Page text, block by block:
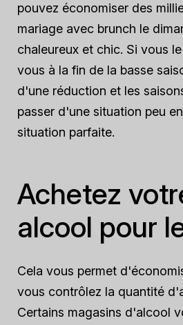
pouvez économiser des
mariage avec brunch le
chaleureux et chic. Si vous
vous à la fin de la basse
d'une réduction et les
passer d'une situation peu
situation parfaite.
Achetez
alcool pour
Cela vous permet
vous contrôlez la quantité
Certains magasins d'alcool